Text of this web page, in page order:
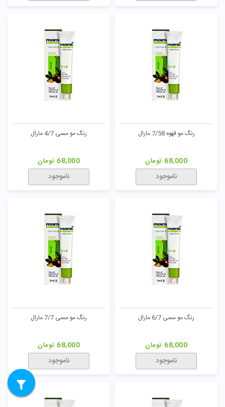
رنگ مو قهوه 7/58 مارال
68,000 تومان
ناموجود
رنگ مو مسی 4/7 مارال
68,000 تومان
ناموجود
رنگ مو مسی 6/7 مارال
68,000 تومان
ناموجود
رنگ مو مسی 7/7 مارال
68,000 تومان
ناموجود